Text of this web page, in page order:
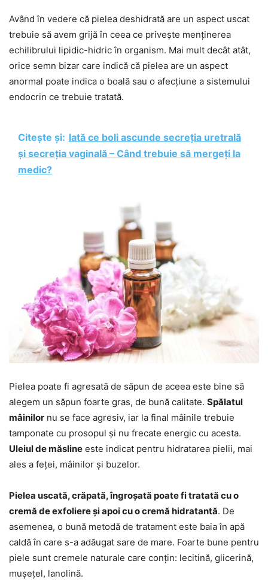
Având în vedere că pielea deshidrată are un aspect uscat
trebuie să avem grijă în ceea ce privește menținerea
echilibrului lipidic-hidric în organism. Mai mult decât atât,
orice semn bizar care indică că pielea are un aspect
anormal poate indica o boală sau o afecțiune a sistemului
endocrin ce trebuie tratată.
Citește și: Iată ce boli ascunde secreția uretrală
și secreția vaginală – Când trebuie să mergeți la
medic?
Pielea poate fi agresată de săpun de aceea este bine să
alegem un săpun foarte gras, de bună calitate. Spălatul
mâinilor nu se face agresiv, iar la final mâinile trebuie
tamponate cu prosopul și nu frecate energic cu acesta.
Uleiul de măsline este indicat pentru hidratarea pielii, mai
ales a feței, mâinilor și buzelor.
Pielea uscată, crăpată, îngroșată poate fi tratată cu o
cremă de exfoliere și apoi cu o cremă hidratantă. De
asemenea, o bună metodă de tratament este baia în apă
caldă în care s-a adăugat sare de mare. Foarte bune pentru
piele sunt cremele naturale care conțin: lecitină, glicerină,
mușețel, lanolină.